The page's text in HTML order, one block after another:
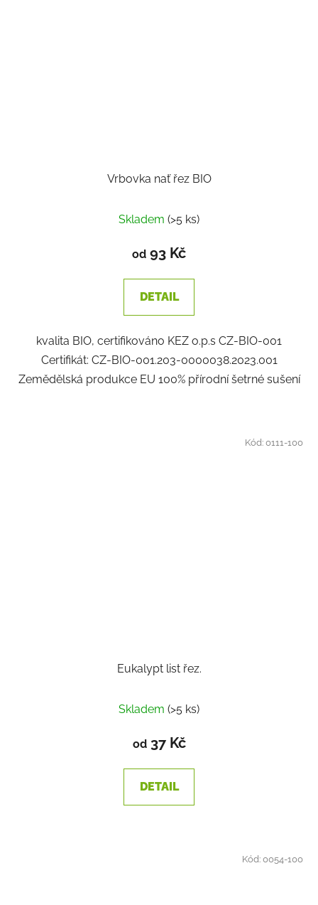
Vrbovka nať řez BIO
Skladem (>5 ks)
od 93 Kč
DETAIL
kvalita BIO, certifikováno KEZ o.p.s CZ-BIO-001
Certifikát: CZ-BIO-001.203-0000038.2023.001
Zemědělská produkce EU 100% přírodní šetrné sušení
Eukalypt list řez.
Skladem (>5 ks)
od37 Kč
DETAIL
Kód:0111-100
Kód:0054-100